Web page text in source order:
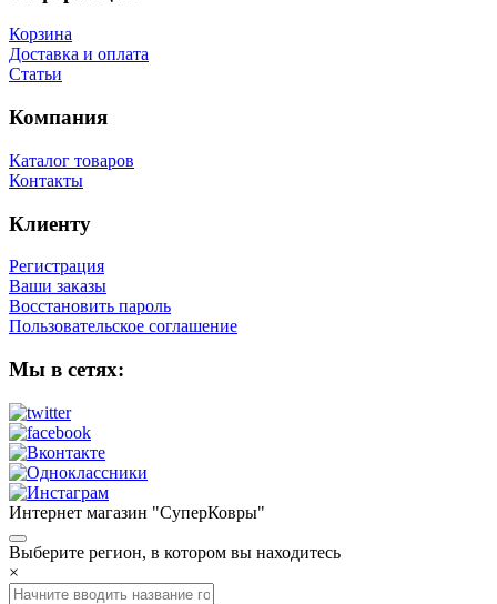
Корзина
Доставка и оплата
Статьи
Компания
Каталог товаров
Контакты
Клиенту
Регистрация
Ваши заказы
Восстановить пароль
Пользовательское соглашение
Мы в сетях:
Интернет магазин "СуперКовры"
Выберите регион, в котором вы находитесь
×